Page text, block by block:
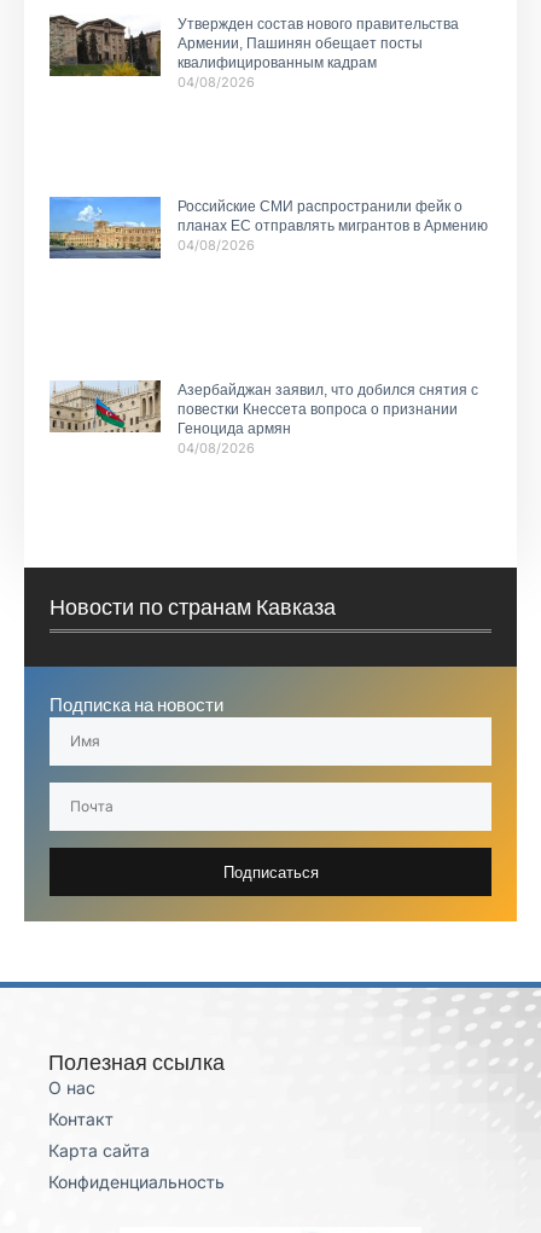
Утвержден состав нового правительства
Армении, Пашинян обещает посты
квалифицированным кадрам
04/08/2026
Российские СМИ распространили фейк о
планах ЕС отправлять мигрантов в Армению
04/08/2026
Азербайджан заявил, что добился снятия с
повестки Кнессета вопроса о признании
Геноцида армян
04/08/2026
Новости по странам Кавказа
Подписка на новости
Подписаться
Полезная ссылка
О нас
Контакт
Карта сайта
Конфиденциальность